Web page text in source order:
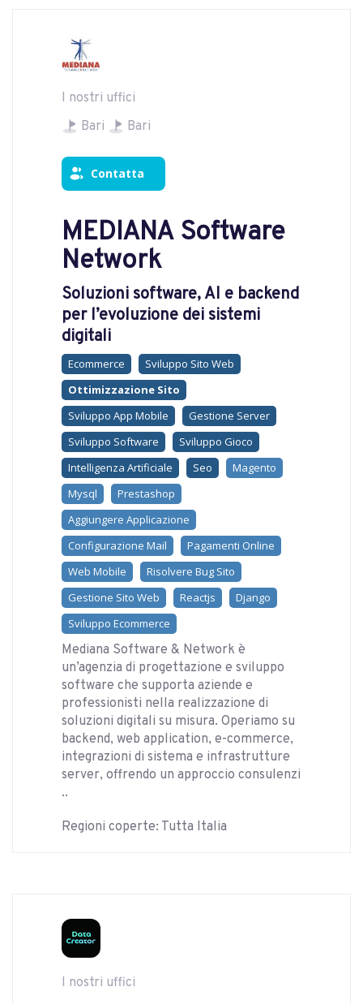
I nostri uffici
Bari
Bari
Contatta
MEDIANA Software
Network
Soluzioni software, AI e backend
per l’evoluzione dei sistemi
digitali
Ecommerce
Sviluppo Sito Web
Ottimizzazione Sito
Sviluppo App Mobile
Gestione Server
Sviluppo Software
Sviluppo Gioco
Intelligenza Artificiale
Seo
Magento
Mysql
Prestashop
Aggiungere Applicazione
Configurazione Mail
Pagamenti Online
Web Mobile
Risolvere Bug Sito
Gestione Sito Web
Reactjs
Django
Sviluppo Ecommerce
Mediana Software & Network è
un’agenzia di progettazione e sviluppo
software che supporta aziende e
professionisti nella realizzazione di
soluzioni digitali su misura. Operiamo su
backend, web application, e-commerce,
integrazioni di sistema e infrastrutture
server, offrendo un approccio consulenzi
..
Regioni coperte: Tutta Italia
I nostri uffici